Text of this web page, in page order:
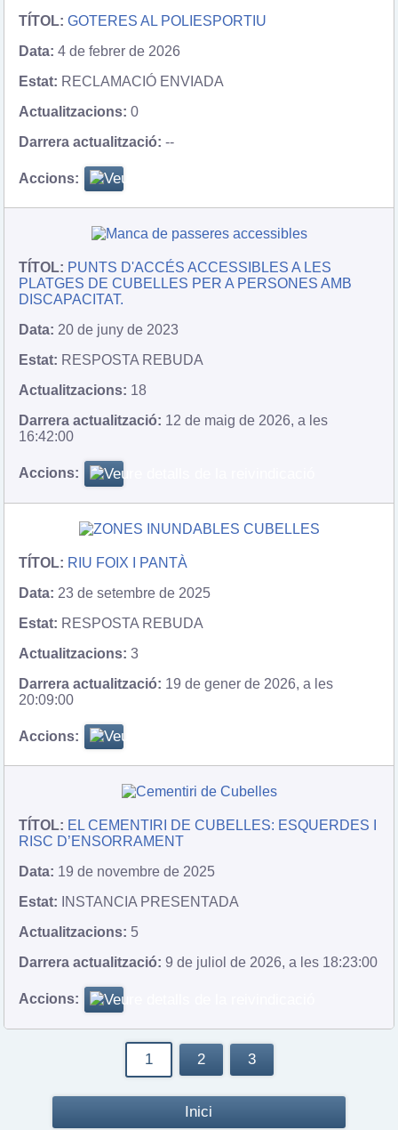
GOTERES AL POLIESPORTIU
4 de febrer de 2026
RECLAMACIÓ ENVIADA
0
--
PUNTS D'ACCÉS ACCESSIBLES A LES
PLATGES DE CUBELLES PER A PERSONES AMB
DISCAPACITAT.
20 de juny de 2023
RESPOSTA REBUDA
18
12 de maig de 2026, a les
16:42:00
RIU FOIX I PANTÀ
23 de setembre de 2025
RESPOSTA REBUDA
3
19 de gener de 2026, a les
20:09:00
EL CEMENTIRI DE CUBELLES: ESQUERDES I
RISC D’ENSORRAMENT
19 de novembre de 2025
INSTANCIA PRESENTADA
5
9 de juliol de 2026, a les 18:23:00
1 2 3
Inici